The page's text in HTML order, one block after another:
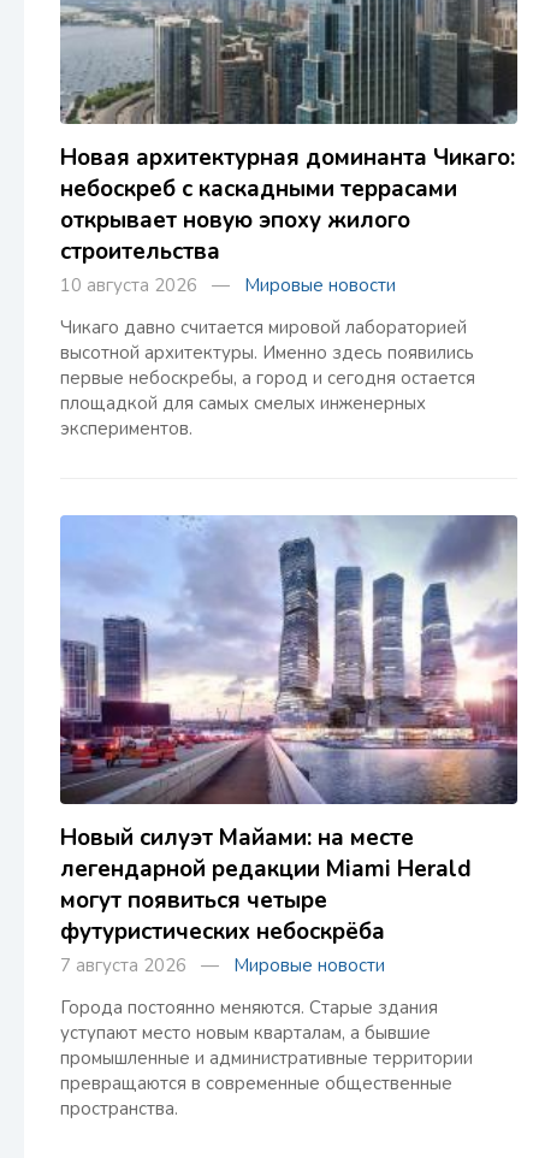
Новая архитектурная доминанта Чикаго:
небоскреб с каскадными террасами
открывает новую эпоху жилого
строительства
10 августа 2026 — Мировые новости
Чикаго давно считается мировой лабораторией
высотной архитектуры. Именно здесь появились
первые небоскребы, а город и сегодня остается
площадкой для самых смелых инженерных
экспериментов.
Новый силуэт Майами: на месте
легендарной редакции Miami Herald
могут появиться четыре
футуристических небоскрёба
7 августа 2026 — Мировые новости
Города постоянно меняются. Старые здания
уступают место новым кварталам, а бывшие
промышленные и административные территории
превращаются в современные общественные
пространства.